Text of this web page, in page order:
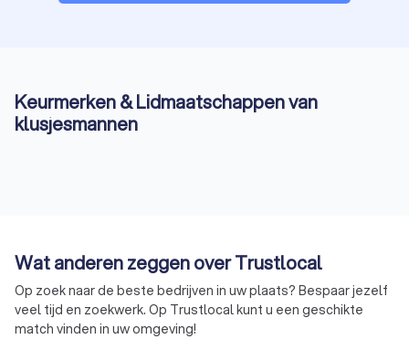
Keurmerken & Lidmaatschappen van
klusjesmannen
Wat anderen zeggen over Trustlocal
Op zoek naar de beste bedrijven in uw plaats? Bespaar jezelf
veel tijd en zoekwerk. Op Trustlocal kunt u een geschikte
match vinden in uw omgeving!